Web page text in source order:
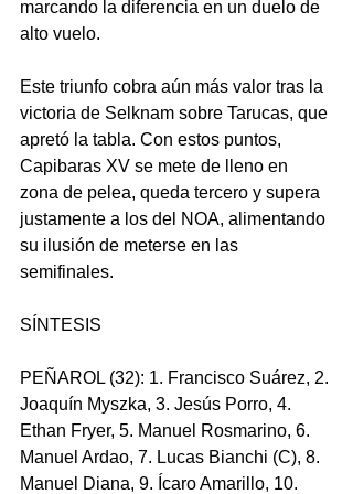
marcando la diferencia en un duelo de
alto vuelo.
Este triunfo cobra aún más valor tras la
victoria de Selknam sobre Tarucas, que
apretó la tabla. Con estos puntos,
Capibaras XV se mete de lleno en
zona de pelea, queda tercero y supera
justamente a los del NOA, alimentando
su ilusión de meterse en las
semifinales.
SÍNTESIS
PEÑAROL (32): 1. Francisco Suárez, 2.
Joaquín Myszka, 3. Jesús Porro, 4.
Ethan Fryer, 5. Manuel Rosmarino, 6.
Manuel Ardao, 7. Lucas Bianchi (C), 8.
Manuel Diana, 9. Ícaro Amarillo, 10.